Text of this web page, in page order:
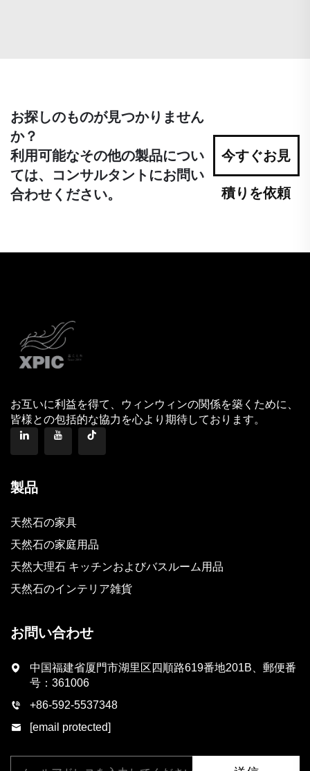
お探しのものが見つかりません
か？
利用可能なその他の製品につい
ては、コンサルタントにお問い
合わせください。
今すぐお見
積りを依頼
お互いに利益を得て、ウィンウィンの関係を築くために、
皆様との包括的な協力を心より期待しております。
製品
天然石の家具
天然石の家庭用品
天然大理石 キッチンおよびバスルーム用品
天然石のインテリア雑貨
お問い合わせ
中国福建省厦門市湖里区四順路619番地201B、郵便番
号：361006
+86-592-5537348
[email protected]